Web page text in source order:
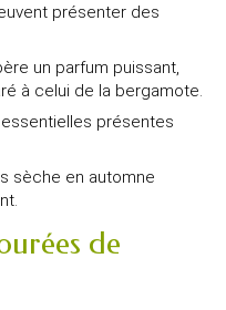
présenter des
un parfum puissant,
à celui de la bergamote.
présentes
sèche en automne
de